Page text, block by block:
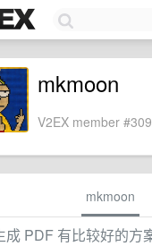
mkmoon
V2EX member
mkmoon
成 PDF 有比较好的方